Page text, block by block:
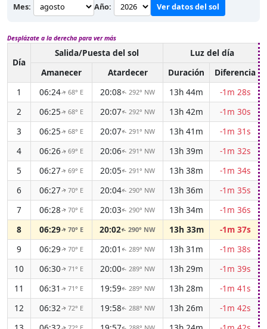
Mes: Año: Ver datos del sol
Desplázate a la derecha para ver más
Día
Salida/Puesta del sol Luz del día
Amanecer
Atardecer Duración
Diferencia
1
06:24↑68° E 20:08↑ 292° NW 13h 44m
-1m 28s
2
06:25↑68° E 20:07↑ 292° NW 13h 42m
-1m 30s
3
06:25↑68° E 20:07↑ 291° NW 13h 41m
-1m 31s
4
06:26↑69° E 20:06↑ 291° NW 13h 39m
-1m 32s
5
06:27↑69° E 20:05↑ 291° NW 13h 38m
-1m 34s
6
06:27↑70° E 20:04↑ 290° NW 13h 36m
-1m 35s
7
06:28↑70° E 20:03↑ 290° NW 13h 34m
-1m 36s
8
06:29↑70° E 20:02↑290° NW 13h 33m
-1m 37s
9
06:29↑70° E 20:01 ↑ 289° NW 13h 31m
-1m 38s
10
06:30↑71° E 20:00↑ 289° NW 13h 29m
-1m 39s
11
06:31 ↑71° E 19:59↑ 289° NW 13h 28m
-1m 41s
12
06:32↑72° E 19:58↑ 288° NW 13h 26m
-1m 42s